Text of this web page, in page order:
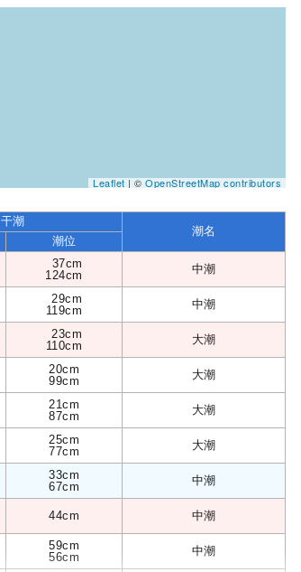
Leaflet| ©OpenStreetMap contributors
干潮
潮名
潮位
37cm
124cm
中潮
29cm
119cm
中潮
23cm
110cm
大潮
20cm
99cm
大潮
21cm
87cm
大潮
25cm
77cm
大潮
33cm
67cm
中潮
44cm 中潮
59cm
56cm
中潮